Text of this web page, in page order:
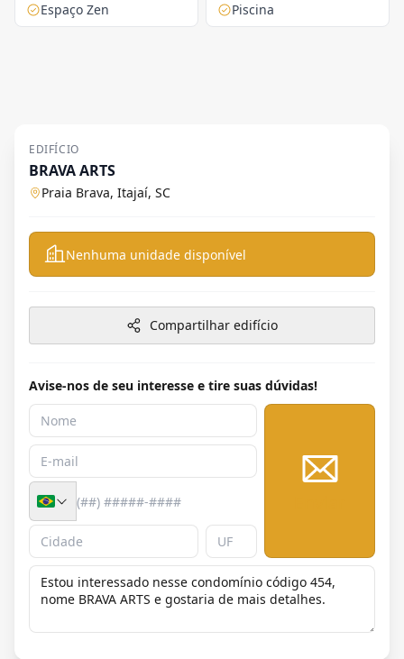
Espaço Zen Piscina
EDIFÍCIO
BRAVA ARTS
Praia Brava, Itajaí, SC
Nenhuma unidade disponível
Compartilhar edifício
Avise-nos de seu interesse e tire suas dúvidas!